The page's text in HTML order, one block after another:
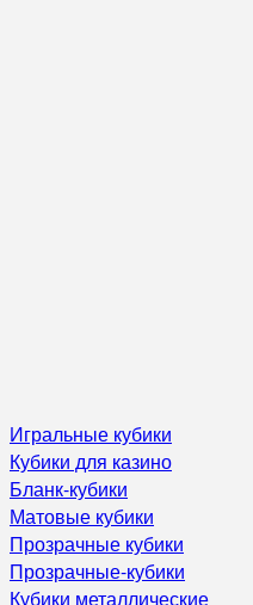
Игральные кубики
Кубики для казино
Бланк-кубики
Матовые кубики
Прозрачные кубики
Прозрачные-кубики
Кубики металлические